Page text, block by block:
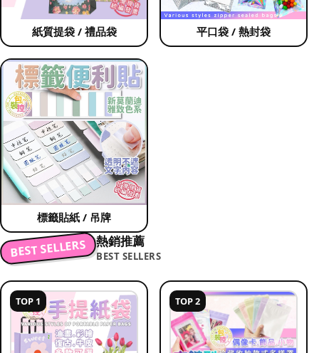
紙質提袋 / 禮品袋 平口袋 / 熱封袋
標籤貼紙 / 吊牌
BEST SELLERS 熱銷推薦
BEST SELLERS
TOP 1 TOP 2